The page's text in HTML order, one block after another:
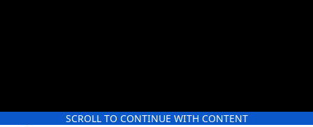
SCROLL TO CONTINUE WITH CONTENT